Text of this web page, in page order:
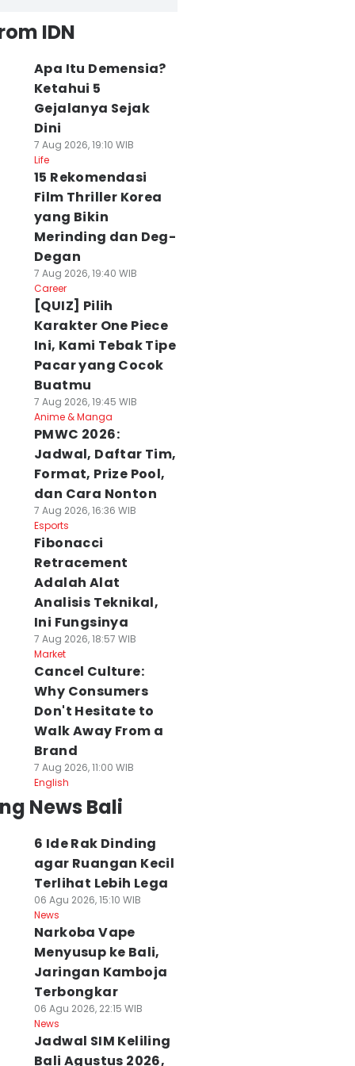
Denpasar
Kejiwaan
Penusukan
Agu 2026, 21:57 WIB
482 Burung dari
NTB Tanpa
06 Agu 2026, 20:26 WIB
IDN
Apa Itu Demensia?
Ketahui 5
Gejalanya Sejak
Dini
7 Aug 2026, 19:10 WIB
Life
15 Rekomendasi
Film Thriller Korea
yang Bikin
Merinding dan Deg-
Degan
7 Aug 2026, 19:40 WIB
Career
[QUIZ] Pilih
Karakter One Piece
Ini, Kami Tebak Tipe
Pacar yang Cocok
Buatmu
7 Aug 2026, 19:45 WIB
Anime & Manga
PMWC 2026:
Jadwal, Daftar Tim,
Format, Prize Pool,
dan Cara Nonton
7 Aug 2026, 16:36 WIB
Esports
Fibonacci
Retracement
Adalah Alat
Analisis Teknikal,
Ini Fungsinya
7 Aug 2026, 18:57 WIB
Market
Cancel Culture:
Why Consumers
Don't Hesitate to
Walk Away From a
Brand
7 Aug 2026, 11:00 WIB
English
News Bali
6 Ide Rak Dinding
agar Ruangan Kecil
Terlihat Lebih Lega
06 Agu 2026, 15:10 WIB
News
Narkoba Vape
Menyusup ke Bali,
Jaringan Kamboja
Terbongkar
06 Agu 2026, 22:15 WIB
News
Jadwal SIM Keliling
Bali Agustus 2026,